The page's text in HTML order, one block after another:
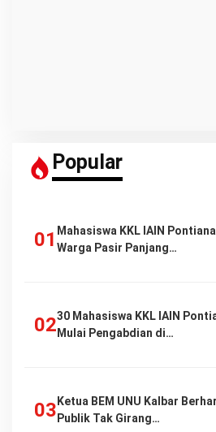
Popular
Mahasiswa KKL IAIN
Warga Pasir Panjang…
30 Mahasiswa KKL IAIN
Mulai Pengabdian di…
Ketua BEM UNU Kalbar
Publik Tak Girang…